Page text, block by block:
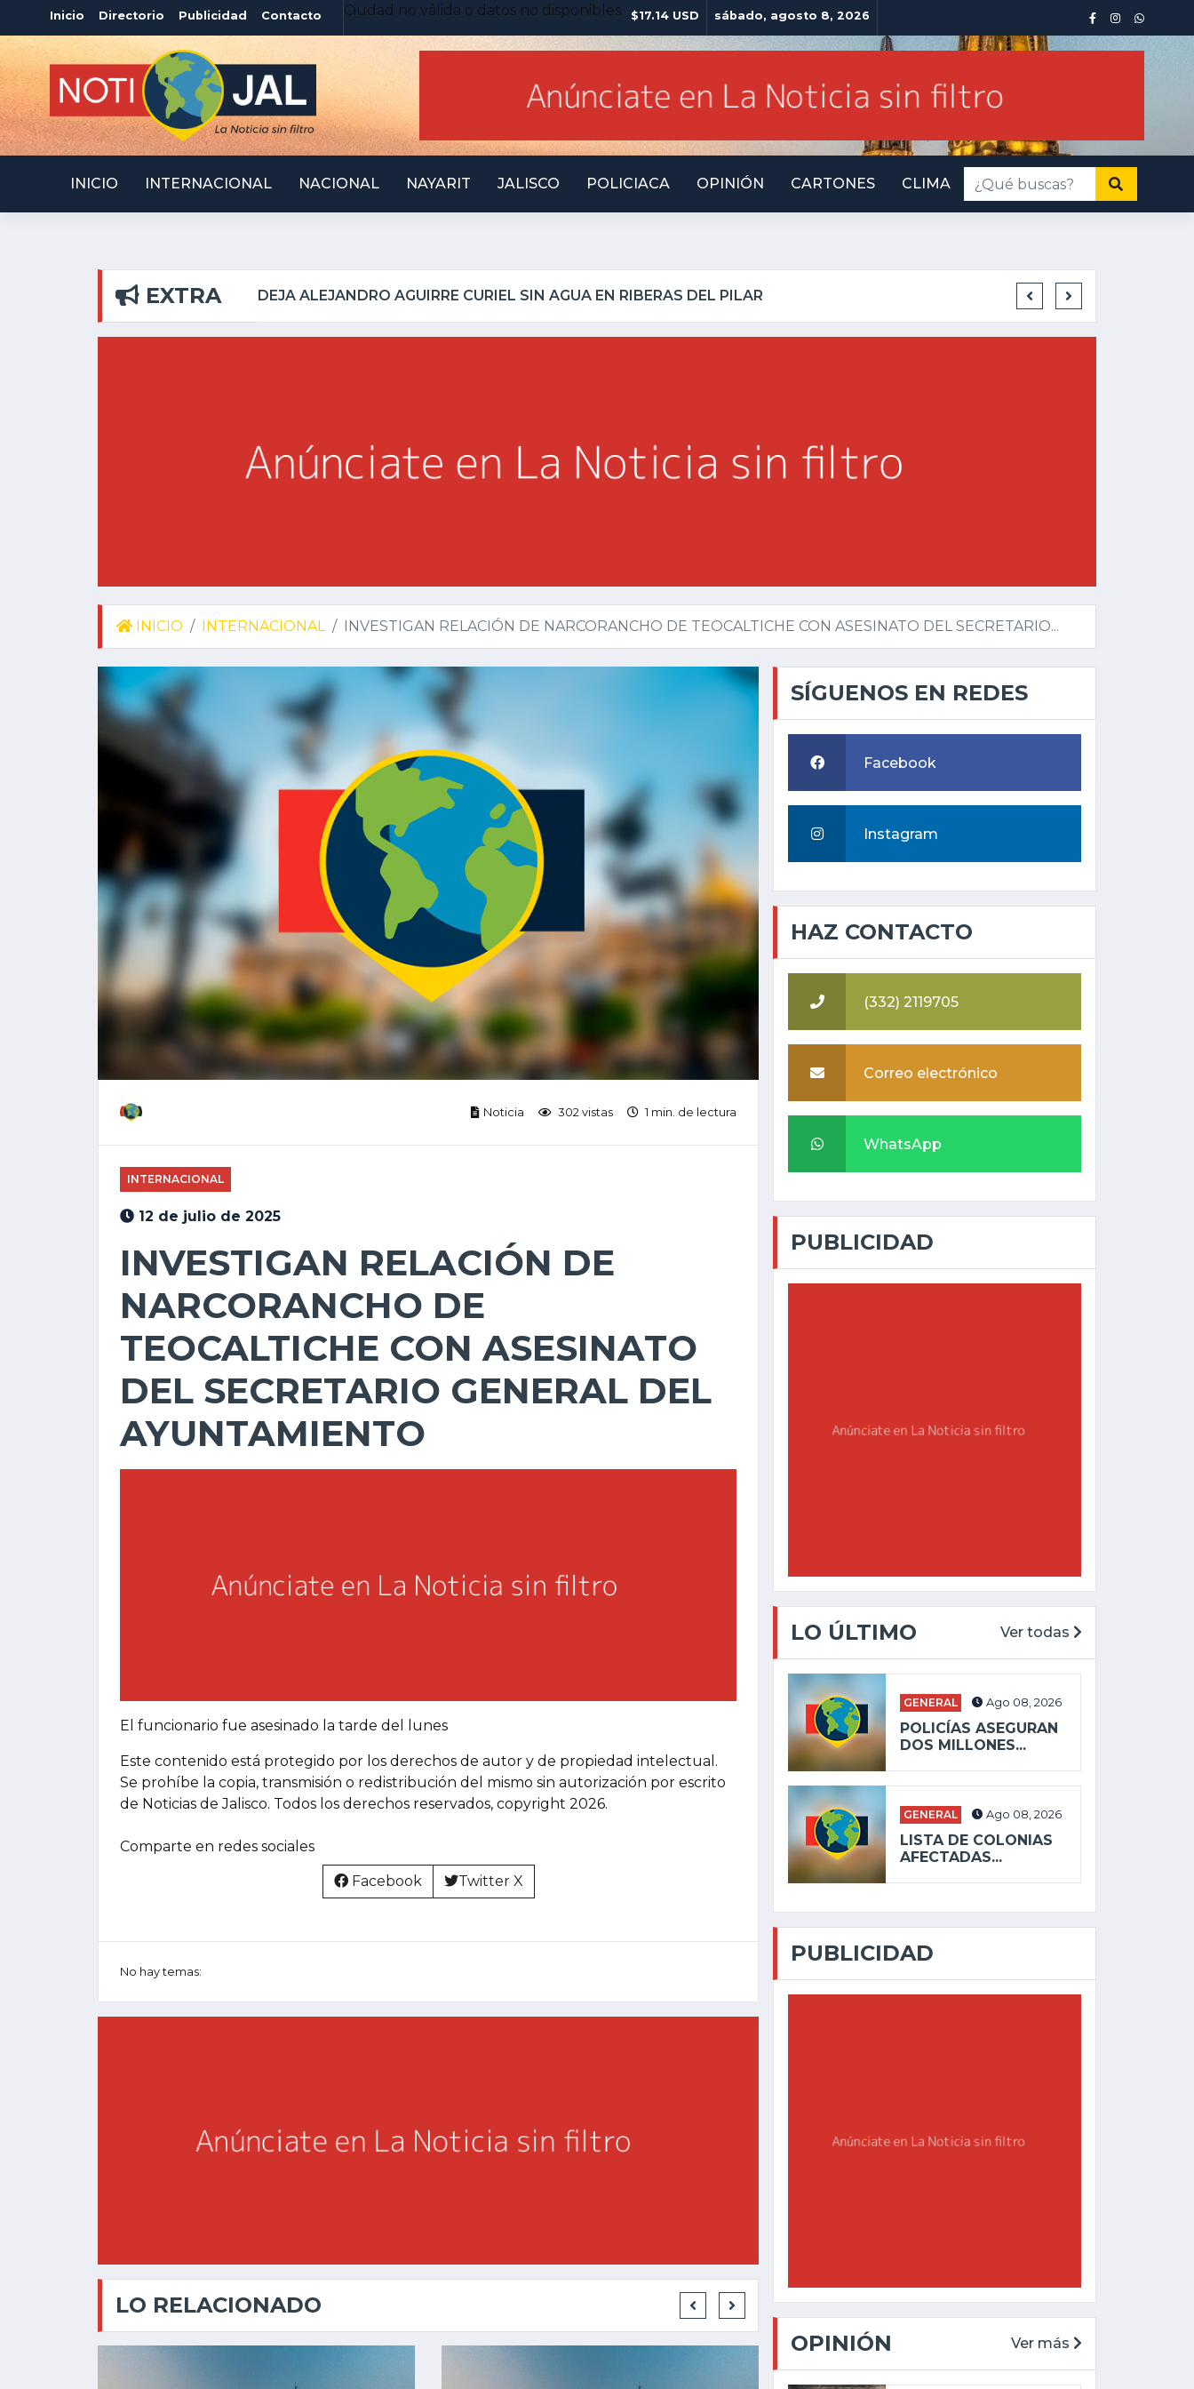
Inicio Directorio Publicidad Contacto Ciudad no válida o datos no disponibles. $17.14 USD sábado, agosto 8, 2026
INICIO INTERNACIONAL NACIONAL NAYARIT JALISCO POLICIACA OPINIÓN CARTONES CLIMA
EXTRA ATOTONILQUILLO INSEGURO Y AL VIRREY NO LE IMPORTA
INICIO INTERNACIONAL INVESTIGAN RELACIÓN DE NARCORANCHO DE TEOCALTICHE CON ASESINATO DEL SECRETARIO...
Noticia 302 vistas 1 min. de lectura
INTERNACIONAL
12 de julio de 2025
INVESTIGAN RELACIÓN DE
NARCORANCHO DE
TEOCALTICHE CON ASESINATO
DEL SECRETARIO GENERAL DEL
AYUNTAMIENTO
El funcionario fue asesinado la tarde del lunes
Este contenido está protegido por los derechos de autor y de propiedad intelectual.
Se prohíbe la copia, transmisión o redistribución del mismo sin autorización por escrito
de Noticias de Jalisco. Todos los derechos reservados, copyright 2026.
Comparte en redes sociales
Facebook Twitter X
No hay temas:
LO RELACIONADO
SÍGUENOS EN REDES
Facebook
Instagram
HAZ CONTACTO
(332) 2119705
Correo electrónico
WhatsApp
PUBLICIDAD
LO ÚLTIMO Ver todas
GENERAL Ago 08, 2026
POLICÍAS ASEGURAN
DOS MILLONES...
GENERAL Ago 08, 2026
LISTA DE COLONIAS
AFECTADAS...
PUBLICIDAD
OPINIÓN Ver más